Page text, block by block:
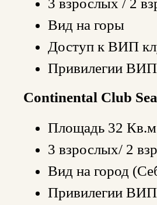
3 взрослых / 2
Вид на горы
Доступ к ВИП
Привилегии ВИП
Continental Club
Площадь 32 Кв.м
3 взрослых/ 2
Вид на город
Привилегии ВИП